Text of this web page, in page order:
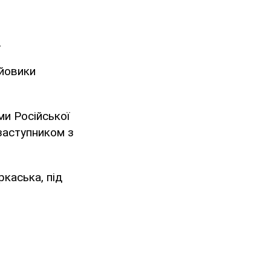
Російської
з
під